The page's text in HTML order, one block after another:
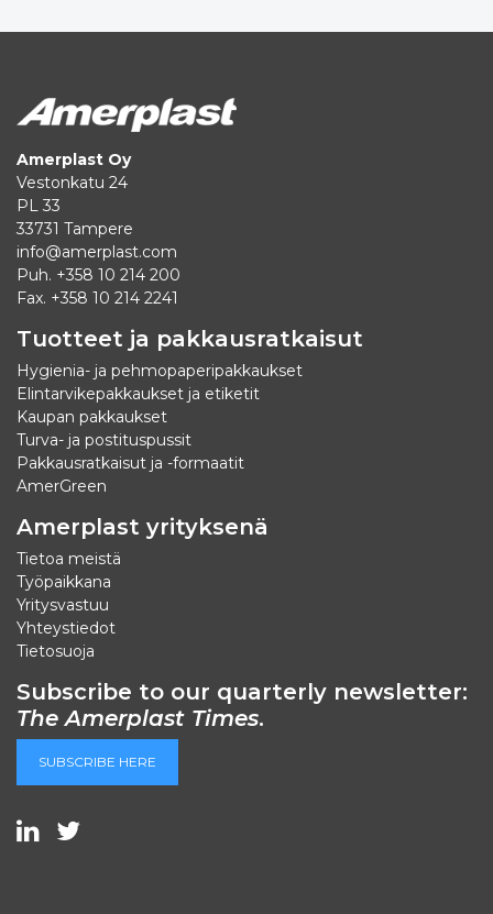
Amerplast Oy
Vestonkatu 24
PL 33
33731 Tampere
info@amerplast.com
Puh. +358 10 214 200
Fax. +358 10 214 2241
Tuotteet ja pakkausratkaisut
Hygienia- ja pehmopaperipakkaukset
Elintarvikepakkaukset ja etiketit
Kaupan pakkaukset
Turva- ja postituspussit
Pakkausratkaisut ja -formaatit
AmerGreen
Amerplast yrityksenä
Tietoa meistä
Työpaikkana
Yritysvastuu
Yhteystiedot
Tietosuoja
Subscribe to our quarterly newsletter:
The Amerplast Times.
SUBSCRIBE HERE